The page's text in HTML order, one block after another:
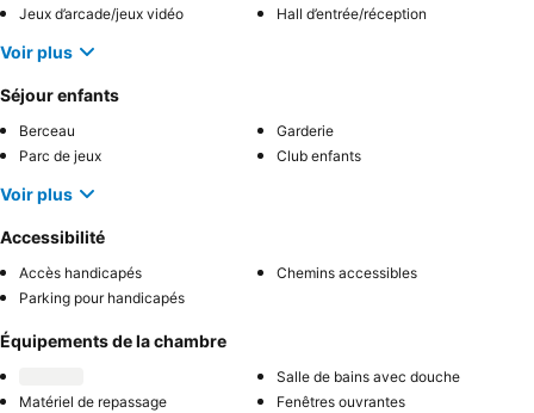
Jeux d’arcade/jeux vidéo
Hall d’entrée/réception
Voir plus
Séjour enfants
Berceau
Garderie
Parc de jeux
Club enfants
Voir plus
Accessibilité
Accès handicapés
Chemins accessibles
Parking pour handicapés
Équipements de la chambre
Salle de bains avec douche
Matériel de repassage
Fenêtres ouvrantes